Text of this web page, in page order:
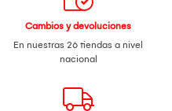
Cambios y devoluciones
En nuestras 26 tiendas a nivel
nacional